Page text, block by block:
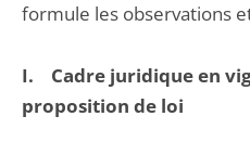
formule les observations
I. Cadre juridique en
proposition de loi